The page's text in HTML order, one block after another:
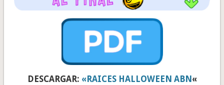
DESCARGAR: «RAICES HALLOWEEN ABN «